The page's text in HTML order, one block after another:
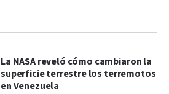
La NASA reveló cómo cambiaron la
superficie terrestre los terremotos
en Venezuela